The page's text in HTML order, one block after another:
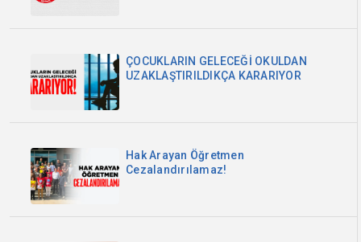
ÇOCUKLARIN GELECEĞİ OKULDAN
UZAKLAŞTIRILDIKÇA KARARIYOR
Hak Arayan Öğretmen
Cezalandırılamaz!